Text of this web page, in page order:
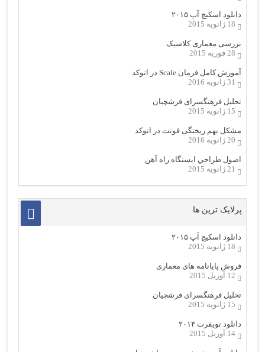
دانلود اسکیچ آپ ۲۰۱۵
18 ژانویه 2015
بررسی معماری کلاسیک
28 فوریه 2015
آموزش کامل فرمان Scale در اتوکد
31 ژانویه 2016
تحلیل فرهنگسرای فرشچیان
15 ژانویه 2015
مشکل بهم ریختگی فونت در اتوکد
20 ژانویه 2016
اصول طراحي ایستگاه راه آهن
21 ژانویه 2015
پرلایک ترین ها
دانلود اسکیچ آپ ۲۰۱۵
18 ژانویه 2015
فروش پایانامه های معماری
12 آوریل 2015
تحلیل فرهنگسرای فرشچیان
15 ژانویه 2015
دانلود نویفرت ۲۰۱۴
14 آوریل 2015